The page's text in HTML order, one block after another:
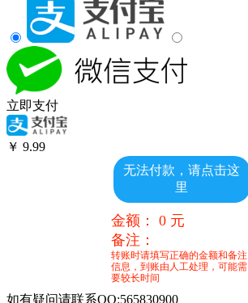
立即支付
￥ 9.99
无法付款，请点击这
里
金额： 0元
备注：
转账时请填写正确的金额和备注
信息，到账由人工处理，可能需
要较长时间
如有疑问请联系QQ:565830900